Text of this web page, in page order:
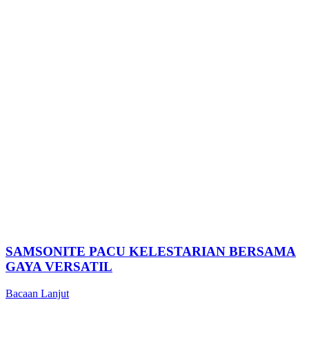
SAMSONITE PACU KELESTARIAN BERSAMA
GAYA VERSATIL
Bacaan Lanjut